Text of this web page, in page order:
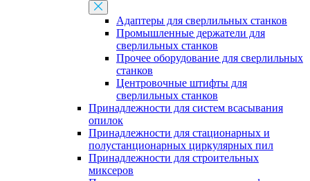
Адаптеры для сверлильных станков
Промышленные держатели для
сверлильных станков
Прочее оборудование для сверлильных
станков
Центровочные штифты для
сверлильных станков
Принадлежности для систем всасывания
опилок
Принадлежности для стационарных и
полустанционарных циркулярных пил
Принадлежности для строительных
миксеров